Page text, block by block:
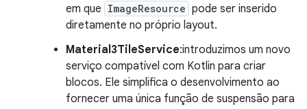
em que ImageResource pode ser inserido
diretamente no próprio layout.
Material3TileService:introduzimos um novo
serviço compatível com Kotlin para criar
blocos. Ele simplifica o desenvolvimento ao
fornecer uma única função de suspensão para